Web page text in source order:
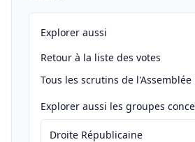
Explorer aussi
Retour à la liste des votes
Tous les scrutins de
Explorer aussi les groupes
Droite Républicaine